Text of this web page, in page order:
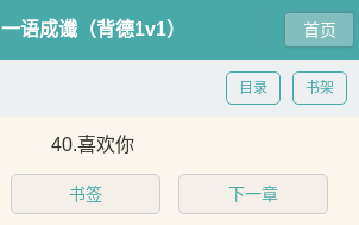
首页
一语成谶（背德1v1）
书架
目录
40.喜欢你
书签 下一章